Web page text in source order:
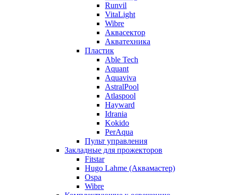
Runvil
VitaLight
Wibre
Аквасектор
Акватехника
Пластик
Able Tech
Aquant
Aquaviva
AstralPool
Atlaspool
Hayward
Idrania
Kokido
PerAqua
Пульт управления
Закладные для прожекторов
Fitstar
Hugo Lahme (Аквамастер)
Ospa
Wibre